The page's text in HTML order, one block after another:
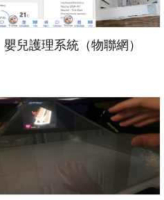
嬰兒護理系統（物聯網）